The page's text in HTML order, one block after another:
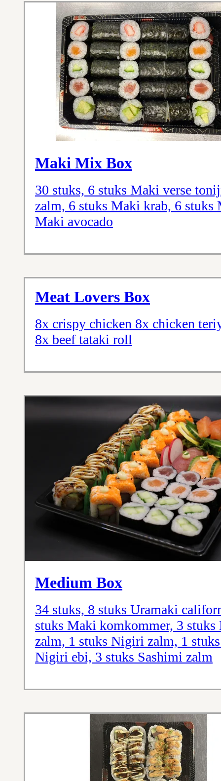
Maki Mix Box
30 stuks, 6 stuks Maki verse
zalm, 6 stuks Maki krab, 6
Maki avocado
Meat Lovers Box
8x crispy chicken 8x chicken
8x beef tataki roll
Medium Box
34 stuks, 8 stuks Uramaki
stuks Maki komkommer, 3
zalm, 1 stuks Nigiri zalm, 1
Nigiri ebi, 3 stuks Sashimi zalm